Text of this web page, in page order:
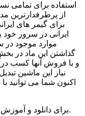
استفاده برای تمامی
از پرطرفدارترین
برای گیمر های
ایرانی در سرور خود
موارد موجود در
گذاشتن این ماد در
و با فروش آنها کسب
نیاز این ماشین
برای دانلود و آموزش نصب این مود به ادامه مطلب مراجعه کنید.